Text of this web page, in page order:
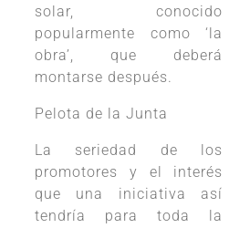
solar, conocido
popularmente como ‘la
obra’, que deberá
montarse después.
Pelota de la Junta
La seriedad de los
promotores y el interés
que una iniciativa así
tendría para toda la